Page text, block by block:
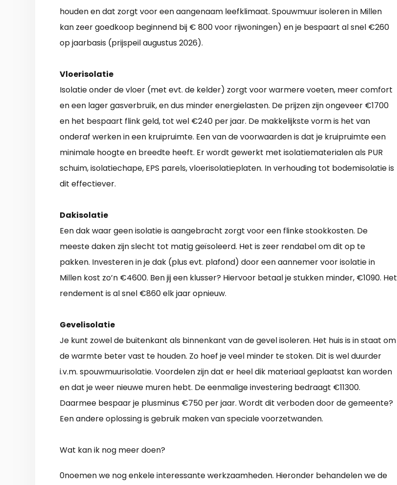
houden en dat zorgt voor een aangenaam leefklimaat. Spouwmuur isoleren in Millen
kan zeer goedkoop beginnend bij € 800 voor rijwoningen) en je bespaart al snel €260
op jaarbasis (prijspeil augustus 2026).
Vloerisolatie
Isolatie onder de vloer (met evt. de kelder) zorgt voor warmere voeten, meer comfort
en een lager gasverbruik, en dus minder energielasten. De prijzen zijn ongeveer €1700
en het bespaart flink geld, tot wel €240 per jaar. De makkelijkste vorm is het van
onderaf werken in een kruipruimte. Een van de voorwaarden is dat je kruipruimte een
minimale hoogte en breedte heeft. Er wordt gewerkt met isolatiematerialen als PUR
schuim, isolatiechape, EPS parels, vloerisolatieplaten. In verhouding tot bodemisolatie is
dit effectiever.
Dakisolatie
Een dak waar geen isolatie is aangebracht zorgt voor een flinke stookkosten. De
meeste daken zijn slecht tot matig geïsoleerd. Het is zeer rendabel om dit op te
pakken. Investeren in je dak (plus evt. plafond) door een aannemer voor isolatie in
Millen kost zo’n €4600. Ben jij een klusser? Hiervoor betaal je stukken minder, €1090. Het
rendement is al snel €860 elk jaar opnieuw.
Gevelisolatie
Je kunt zowel de buitenkant als binnenkant van de gevel isoleren. Het huis is in staat om
de warmte beter vast te houden. Zo hoef je veel minder te stoken. Dit is wel duurder
i.v.m. spouwmuurisolatie. Voordelen zijn dat er heel dik materiaal geplaatst kan worden
en dat je weer nieuwe muren hebt. De eenmalige investering bedraagt €11300.
Daarmee bespaar je plusminus €750 per jaar. Wordt dit verboden door de gemeente?
Een andere oplossing is gebruik maken van speciale voorzetwanden.
Wat kan ik nog meer doen?
0noemen we nog enkele interessante werkzaamheden. Hieronder behandelen we de